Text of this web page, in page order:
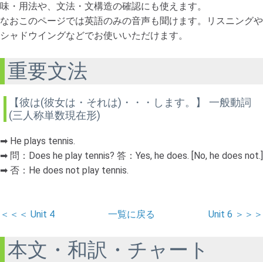
味・用法や、文法・文構造の確認にも使えます。
なおこのページでは英語のみの音声も聞けます。リスニングや
シャドウイングなどでお使いいただけます。
重要文法
【彼は(彼女は・それは)・・・します。】 一般動詞
(三人称単数現在形)
➡ He plays tennis.
➡ 問：Does he play tennis? 答：Yes, he does. [No, he does not.]
➡ 否：He does not play tennis.
＜＜＜ Unit 4 一覧に戻る Unit 6 ＞＞＞
本文・和訳・チャート